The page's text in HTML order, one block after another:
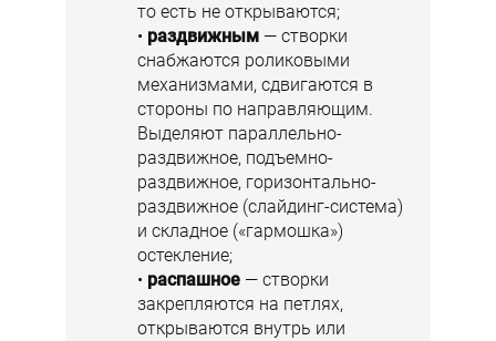
то есть не открываются;
раздвижным — створки
снабжаются роликовыми
механизмами, сдвигаются в
стороны по направляющим.
Выделяют параллельно-
раздвижное, подъемно-
раздвижное, горизонтально-
раздвижное (слайдинг-система)
и складное («гармошка»)
остекление;
распашное — створки
закрепляются на петлях,
открываются внутрь или